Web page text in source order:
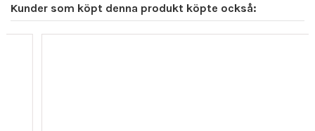
Kunder som köpt denna produkt köpte också: